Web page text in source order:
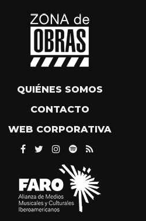
QUIÉNES SOMOS
CONTACTO
WEB CORPORATIVA